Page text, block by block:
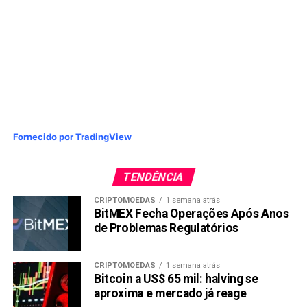
Ibovespa futuro avançava na manhã desta terça-feira
Ibovespa opera em forte queda com temor de novo
Fornecido por TradingView
TENDÊNCIA
CRIPTOMOEDAS 1 semana atrás
BitMEX Fecha Operações Após Anos
de Problemas Regulatórios
CRIPTOMOEDAS 1 semana atrás
Bitcoin a US$ 65 mil: halving se
aproxima e mercado já reage